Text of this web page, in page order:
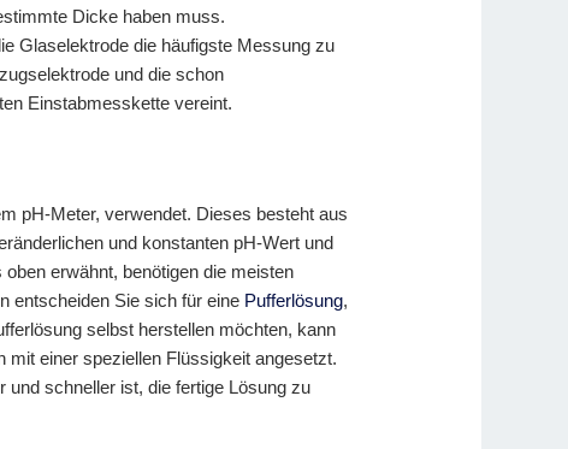
Dicke haben muss.
Glaselektrode die häufigste Messung zu
und die schon
Einstabmesskette vereint.
pH-Meter, verwendet. Dieses besteht aus
und konstanten pH-Wert und
erwähnt, benötigen die meisten
entscheiden Sie sich für eine Pufferlösung,
selbst herstellen möchten, kann
einer speziellen Flüssigkeit angesetzt.
und schneller ist, die fertige Lösung zu